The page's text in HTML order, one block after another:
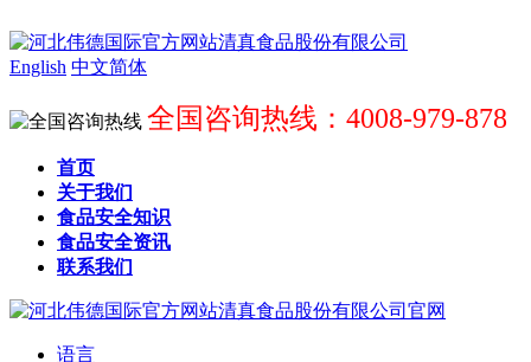
English 中文简体
全国咨询热线：4008-979-878
首页
关于我们
食品安全知识
食品安全资讯
联系我们
语言